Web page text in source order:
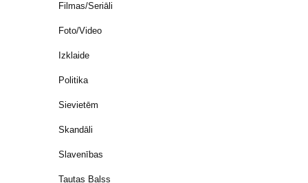
Filmas/Seriāli
Foto/Video
Izklaide
Politika
Sievietēm
Skandāli
Slavenības
Tautas Balss